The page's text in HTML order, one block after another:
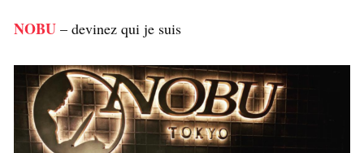
NOBU – devinez qui je suis